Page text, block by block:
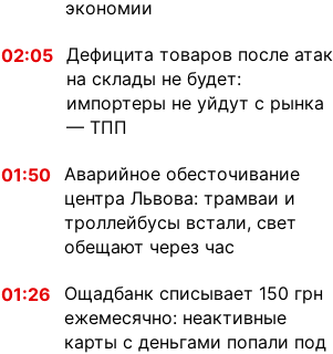
экономии
02:05 Дефицита товаров после атак
на склады не будет:
импортеры не уйдут с рынка
— ТПП
01:50 Аварийное обесточивание
центра Львова: трамваи и
троллейбусы встали, свет
обещают через час
01:26
Ощадбанк списывает 150 грн
ежемесячно: неактивные
карты с деньгами попали под